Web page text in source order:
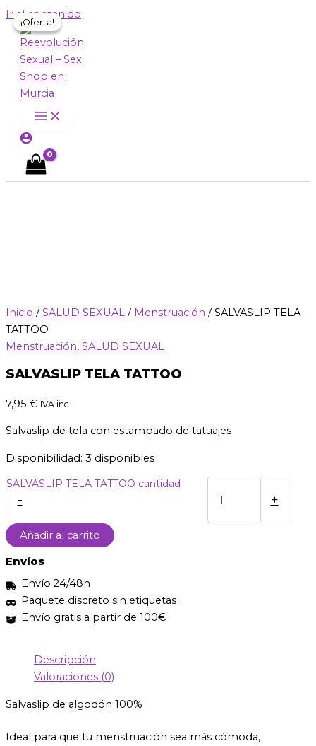
Ir al contenido
Inicio /SALUD SEXUAL / Menstruación / SALVASLIP TELA
TATTOO
Menstruación, SALUD SEXUAL
SALVASLIP TELA TATTOO
7,95 € IVA inc
Salvaslip de tela con estampado de tatuajes
Disponibilidad: 3 disponibles
-
SALVASLIP TELA TATTOO cantidad
+
Añadir al carrito
Envíos
Envío 24/48h
Paquete discreto sin etiquetas
Envío gratis a partir de 100€
Descripción
Valoraciones (0)
Salvaslip de algodón 100%
Ideal para que tu menstruación sea más cómoda,
¡Oferta!
¡Oferta!